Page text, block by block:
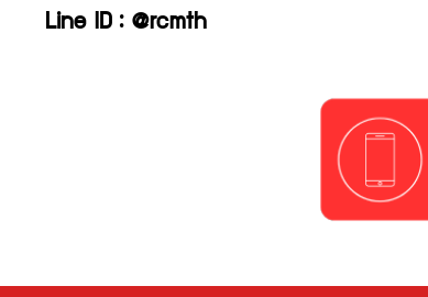
Line ID : @rcmth